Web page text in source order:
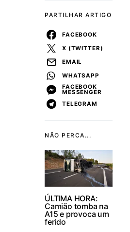
NÃO PERCA...
ÚLTIMA HORA:
Camião tomba na
A15 e provoca um
ferido
PARTILHAR ARTIGO
FACEBOOK
X (TWITTER)
EMAIL
WHATSAPP
FACEBOOK
MESSENGER
TELEGRAM